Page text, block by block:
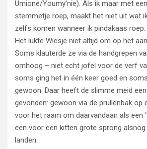
Umione/Youmy’nie). Als ik maar met
stemmetje roep, maakt het niet uit wat
zelfs komen wanneer ik pindakaas roep.
Het lukte Wiesje niet altijd om op het
Soms klauterde ze via de handgrepen
omhoog – niet echt jofel voor de verf
soms ging het in één keer goed en
gewoon. Daar heeft de slimme meid
gevonden: gewoon via de prullenbak op
voor het raam om daarvandaan als een
een voor een kitten grote sprong
landen.